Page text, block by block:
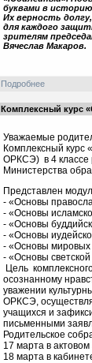
буквами в
Их верность
для каждого
зрителям
Вячеслав Макаров.
Подробнее
Комплексный курс
Уважаемые
Комплексный курс
ОРКСЭ) в 4 классе
Министерства
Представлен
- «Основы
- «Основы
- «Основы
- «Основы
- «Основы мировых
- «Основы светской
Цель
осознанному
уважении
ОРКСЭ,
учащихся и
письменными
Родительское
17 марта в
18 марта в